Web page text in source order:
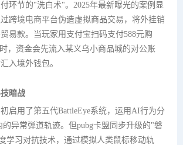
环节的"洗白术"。2025年最新曝光的案例显
跨境电商平台伪造虚拟商品交易，将外挂销
易款。当玩家用支付宝扫码支付588元购
，资金会先流入某义乌小商品城的对公账
入境外钱包。
暗战
启用了第五代BattleEye系统，运用AI行为分
的异常弹道轨迹。但pubg卡盟同步升级的"磐
学习对抗技术，通过模拟人类鼠标移动轨